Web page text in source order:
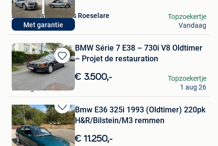
Met garantie
Lichte Bestelwagens Roeselare
Roeselare
Topzoekertje
Vandaag
Bewaren
in
Mijn
Favorieten
BMW Série 7 E38 – 730i V8 Oldtimer
– Projet de restauration
€ 3.500,-
Romain
Oudergem
Topzoekertje
1 aug 26
Bewaren
in
Mijn
Favorieten
Bmw E36 325i 1993 (Oldtimer) 220pk
H&R/Bilstein/M3 remmen
€ 11.250,-